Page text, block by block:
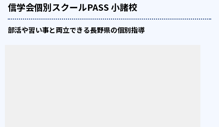
信学会個別スクールPASS 小諸校
部活や習い事と両立できる長野県の個別指導